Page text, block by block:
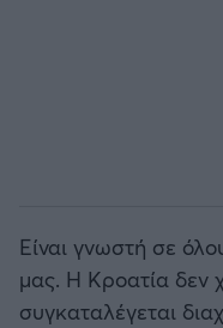
Είναι γνωστή σε
μας. Η Κροατία δεν
συγκαταλέγεται